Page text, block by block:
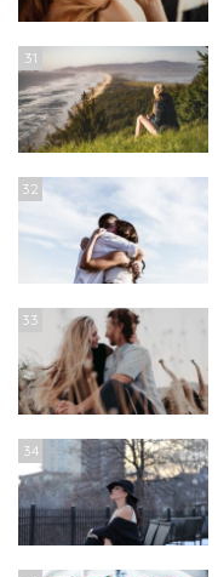
31
32
33
34